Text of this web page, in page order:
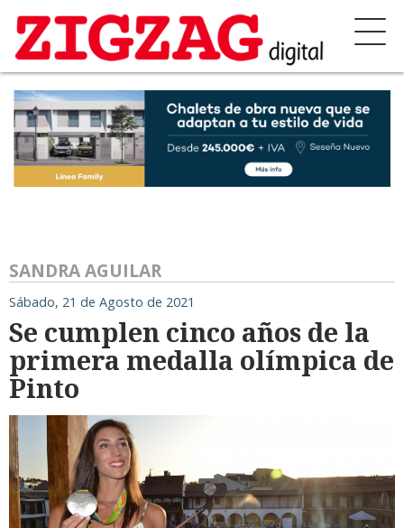
SANDRA AGUILAR
Sábado, 21 de Agosto de 2021
Se cumplen cinco años de la
primera medalla olímpica de
Pinto